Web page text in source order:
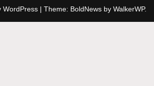
WordPress | Theme: BoldNews by WalkerWP.